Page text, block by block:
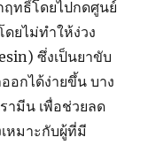
ทธิ์โดยไปกดศูนย์
ยไม่ทำให้ง่วง
ซึ่งเป็นยาขับ
อกได้ง่ายขึ้น บาง
ามีน เพื่อช่วยลด
หมาะกับผู้ที่มี